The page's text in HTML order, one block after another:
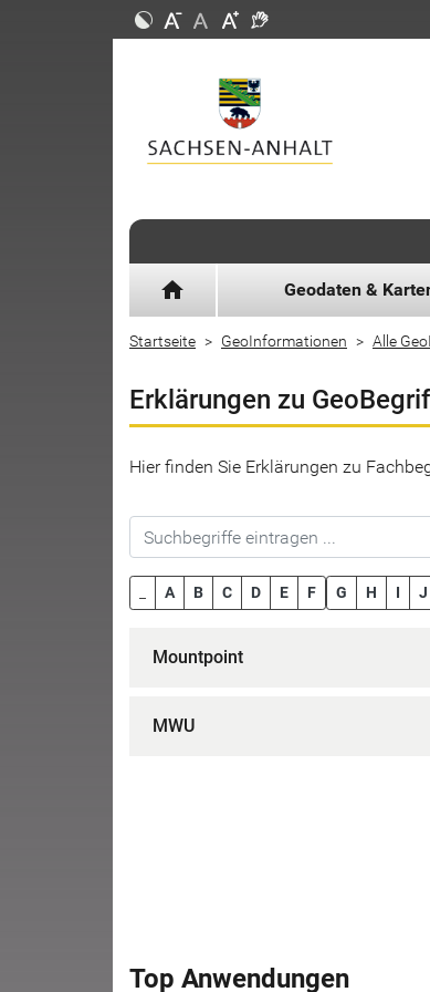
home Geodaten &
Startseite GeoInformationen Alle
Erklärungen zu
Hier finden Sie Erklärungen zu
A B C D E F G H I J
Mountpoint
MWU
Top Anwendungen